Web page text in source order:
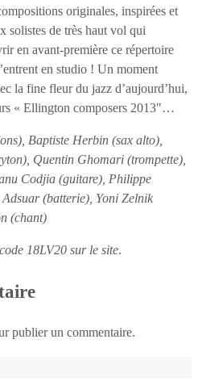
originales, inspirées et
solistes de très haut vol qui
en avant-première ce répertoire
en studio ! Un moment
la fine fleur du jazz d’aujourd’hui,
« Ellington composers 2013″…
Baptiste Herbin (sax alto),
Quentin Ghomari (trompette),
Codjia (guitare), Philippe
(batterie), Yoni Zelnik
(chant)
18LV20 sur le site.
publier un commentaire.